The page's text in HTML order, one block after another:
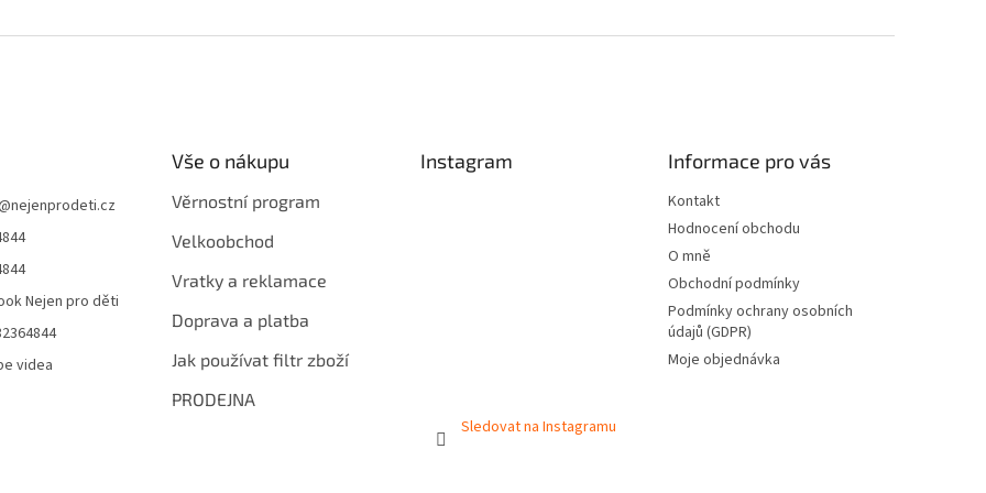
nejenprodeti.cz
Nejen pro děti
videa
Vše o nákupu
Věrnostní program
Velkoobchod
Vratky a reklamace
Doprava a platba
Jak používat filtr zboží
PRODEJNA
Instagram
Sledovat na Instagramu
Informace pro vás
Kontakt
Hodnocení obchodu
O mně
Obchodní podmínky
Podmínky ochrany osobních
údajů (GDPR)
Moje objednávka